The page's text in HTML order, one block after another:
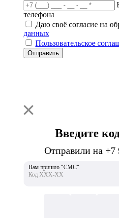
телефона
Даю своё согласие на
данных
Пользовательское
Отправить
Введите
Отправили на +7
Вам пришло "СМС"
Код ХХХ-ХХ